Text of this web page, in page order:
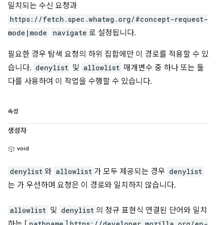
일치되는 수신 요청과
https://fetch.spec.whatwg.org/#concept-request-
mode|mode
navigate 로 설정됩니다.
필요한 경우 탐색 요청의 하위 집합에만 이 경로를 적용할 수 있
습니다. denylist 및 allowlist 매개변수 중 하나 또는 둘
다를 사용하여 이 작업을 수행할 수 있습니다.
속성
생성자
void
denylist 와 allowlist 가 모두 제공되는 경우 denylist
는 가 우선하며 요청은 이 경로와 일치하지 않습니다.
allowlist 및 denylist 의 정규 표현식 연결된 단어와 일치